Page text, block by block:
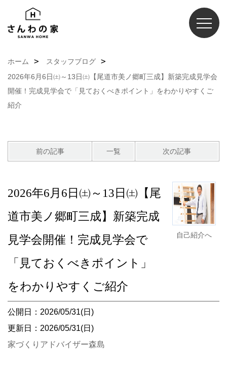
ホーム
スタッフブログ
2026年6月6日㈯～13日㈯【尾道市美ノ郷町三成】新築完成見学会
開催！完成見学会で「見ておくべきポイント」をわかりやすくご
紹介
前の記事 一覧 次の記事
自己紹介へ
2026年6月6日㈯～13日㈯【尾
道市美ノ郷町三成】新築完成
見学会開催！完成見学会で
「見ておくべきポイント」
をわかりやすくご紹介
公開日：2026/05/31(日)
更新日：2026/05/31(日)
家づくりアドバイザー森島